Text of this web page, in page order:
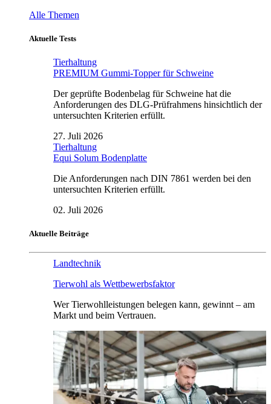
Alle Themen
Aktuelle Tests
Tierhaltung
PREMIUM Gummi-Topper für Schweine
Der geprüfte Bodenbelag für Schweine hat die
Anforderungen des DLG-Prüfrahmens hinsichtlich der
untersuchten Kriterien erfüllt.
27. Juli 2026
Tierhaltung
Equi Solum Bodenplatte
Die Anforderungen nach DIN 7861 werden bei den
untersuchten Kriterien erfüllt.
02. Juli 2026
Aktuelle Beiträge
Landtechnik
Tierwohl als Wettbewerbsfaktor
Wer Tierwohlleistungen belegen kann, gewinnt – am
Markt und beim Vertrauen.